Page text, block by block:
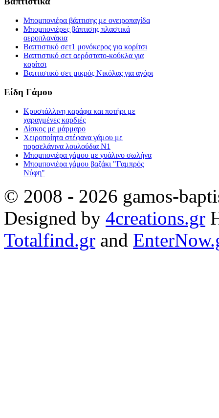
Μπομπονιέρα βάπτισης με ονειροπαγίδα
Μπομπονιέρες βάπτισης πλαστικά
αεροπλανάκια
Βαπτιστικό σετ1 μονόκερος για κορίτσι
Βαπτιστικό σετ αερόστατο-κούκλα για
κορίτσι
Βαπτιστικό σετ μικρός Νικόλας για αγόρι
Είδη Γάμου
Κρυστάλλινη καράφα και ποτήρι με
χαραγμένες καρδιές
Δίσκος με μάρμαρο
Χειροποίητα στέφανα γάμου με
πορσελάνινα λουλούδια Ν1
Μπομπονιέρα γάμου με γυάλινο σωλήνα
Μπομπονιέρα γάμου βαζάκι "Γαμπρός
Νύφη"
© 2008 - 2026 gamos-
Designed by 4creations.gr
Totalfind.gr and